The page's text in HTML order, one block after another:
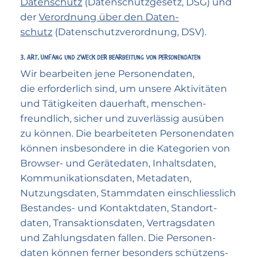
Daten­schutz (Daten­schutz­gesetz, DSG) und
derVerordnung über den Daten­
schutz (Daten­schutz­verordnung, DSV).
3. Art, Umfang und Zweck der Bearbeitung von Personen­daten
Wir bearbeiten jene Personen­daten,
die erforderlich sind, um unsere Aktivitäten
und Tätig­keiten dauerhaft, menschen­
freundlich, sicher und zuverlässig ausüben
zu können. Die bearbeiteten Personen­daten
können insbesondere in die Kategorien von
Browser- und Gerätedaten, Inhalts­daten,
Kommuni­kations­daten, Meta­daten,
Nutzungs­daten, Stamm­daten einschliesslich
Bestandes- und Kontakt­daten, Standort­
daten, Transaktions­daten, Vertrags­daten
und Zahlungs­daten fallen. Die Personen­
daten können ferner besonders schützens­